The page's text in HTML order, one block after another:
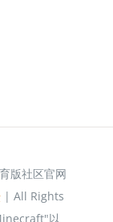
版社区官网
| All Rights
以